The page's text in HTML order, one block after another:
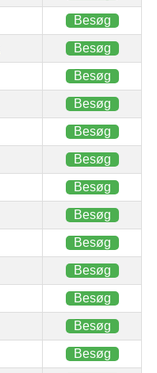
Besøg
Besøg
Besøg
Besøg
Besøg
Besøg
Besøg
Besøg
Besøg
Besøg
Besøg
Besøg
Besøg